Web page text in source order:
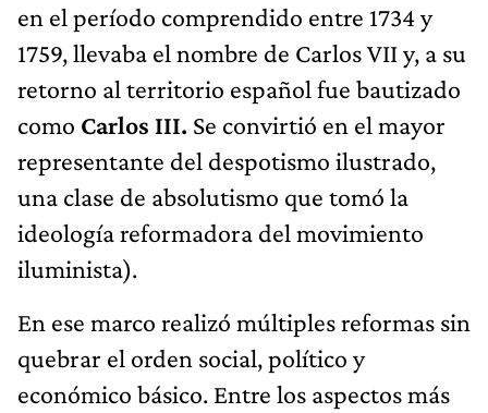
en el período comprendido entre 1734 y
1759, llevaba el nombre de Carlos VII y, a su
retorno al territorio español fue bautizado
como Carlos III. Se convirtió en el mayor
representante del despotismo ilustrado,
una clase de absolutismo que tomó la
ideología reformadora del movimiento
iluminista).
En ese marco realizó múltiples reformas sin
quebrar el orden social, político y
económico básico. Entre los aspectos más